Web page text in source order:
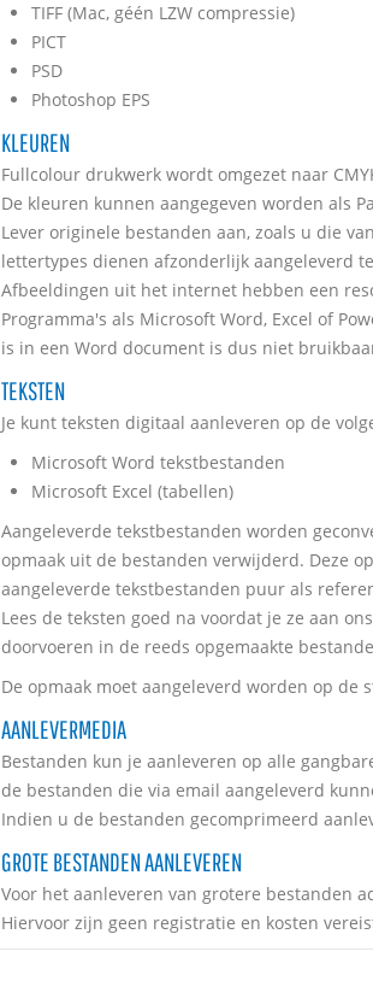
TIFF (Mac, géén LZW compressie)
PICT
PSD
Photoshop EPS
KLEUREN
Fullcolour drukwerk wordt omgezet naar
De kleuren kunnen aangegeven worden als
Lever originele bestanden aan, zoals u die
lettertypes dienen afzonderlijk aangeleverd
Afbeeldingen uit het internet hebben een
Programma's als Microsoft Word, Excel of
is in een Word document is dus niet
TEKSTEN
Je kunt teksten digitaal aanleveren op de
Microsoft Word tekstbestanden
Microsoft Excel (tabellen)
Aangeleverde tekstbestanden worden
opmaak uit de bestanden verwijderd. Deze
aangeleverde tekstbestanden puur als
Lees de teksten goed na voordat je ze aan
doorvoeren in de reeds opgemaakte
De opmaak moet aangeleverd worden op de
AANLEVERMEDIA
Bestanden kun je aanleveren op alle
de bestanden die via email aangeleverd
Indien u de bestanden gecomprimeerd
GROTE BESTANDEN AANLEVEREN
Voor het aanleveren van grotere bestanden
Hiervoor zijn geen registratie en kosten